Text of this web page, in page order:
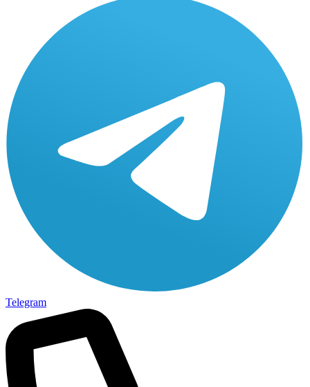
Telegram